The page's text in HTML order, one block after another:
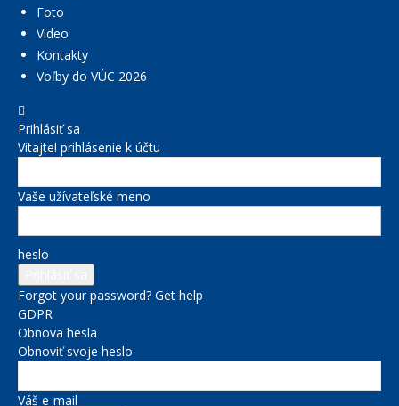
Foto
Video
Kontakty
Voľby do VÚC 2026
Prihlásiť sa
Vitajte! prihlásenie k účtu
Vaše užívateľské meno
heslo
Forgot your password? Get help
GDPR
Obnova hesla
Obnoviť svoje heslo
Váš e-mail